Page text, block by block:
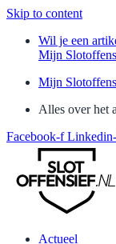
Skip to content
Wil je een
Mijn
Mijn
Alles over het
Facebook-f
Actueel